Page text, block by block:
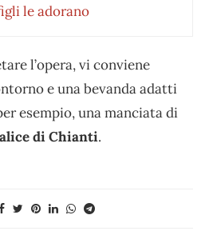
le adorano
l’opera, vi conviene
e una bevanda adatti
esempio, una manciata di
di Chianti.